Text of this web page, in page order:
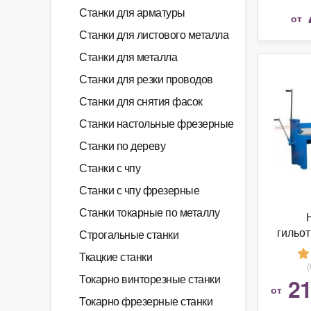
Станки для арматуры
Станки для листового металла
Станки для металла
Станки для резки проводов
Станки для снятия фасок
Станки настольные фрезерные
Станки по дереву
Станки с чпу
Станки с чпу фрезерные
Станки токарные по металлу
Строгальные станки
Ткацкие станки
Токарно винторезные станки
Токарно фрезерные станки
от
от